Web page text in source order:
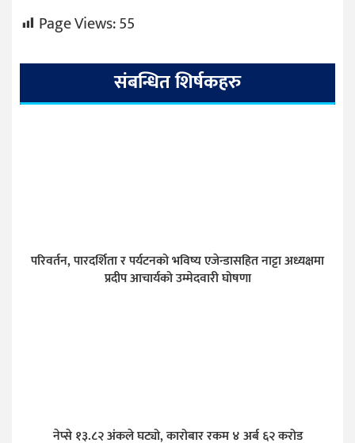
Page Views:55
संबन्धित शिर्षकहरु
परिवर्तन, पारदर्शिता र पर्यटनको भविष्य एजेन्डासहित नाट्टा अध्यक्षमा
प्रदीप आचार्यको उम्मेदवारी घोषणा
नेप्से १३.८२ अंकले घट्यो, कारोबार रकम ४ अर्ब ६२ करोड